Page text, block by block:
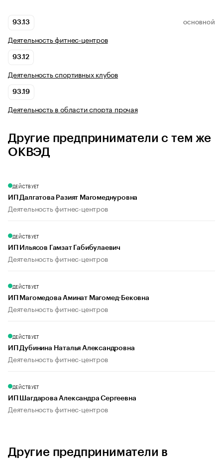
93.13 ОСНОВНОЙ
Деятельность фитнес-центров
93.12
Деятельность спортивных клубов
93.19
Деятельность в области спорта прочая
Другие предприниматели с тем же
ОКВЭД
ДЕЙСТВУЕТ
ИП Далгатова Разият Магомеднуровна
Деятельность фитнес-центров
ДЕЙСТВУЕТ
ИП Ильясов Гамзат Габибулаевич
Деятельность фитнес-центров
ДЕЙСТВУЕТ
ИП Магомедова Аминат Магомед-Бековна
Деятельность фитнес-центров
ДЕЙСТВУЕТ
ИП Дубинина Наталья Александровна
Деятельность фитнес-центров
ДЕЙСТВУЕТ
ИП Шагдарова Александра Сергеевна
Деятельность фитнес-центров
Другие предприниматели в